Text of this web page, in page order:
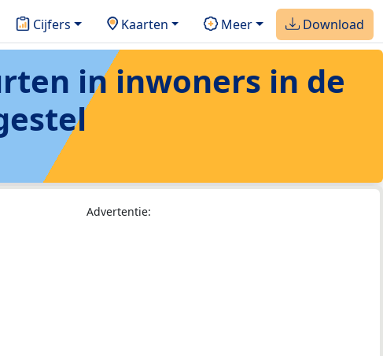
Cijfers Kaarten Meer Download
in inwoners in de
Advertentie: